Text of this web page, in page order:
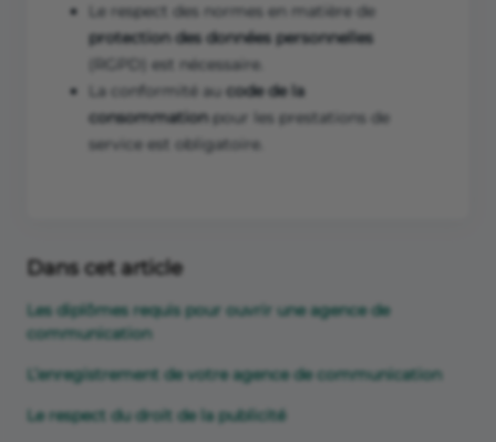
Le respect des normes en matière de
protection des données personnelles
(RGPD) est nécessaire.
La conformité au code de la
consommation pour les prestations de
service est obligatoire.
Dans cet article
Les diplômes requis pour ouvrir une agence de
communication
L’enregistrement de votre agence de communication
Le respect du droit de la publicité